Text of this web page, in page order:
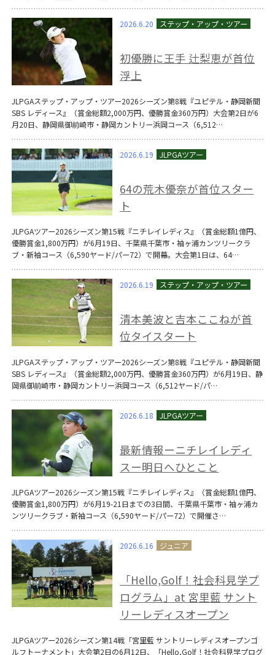
2026.6.20
初優勝に王手 辻梨恵が首位
浮上
JLPGAステップ・アップ・ツアー2026シーズン第8戦『ユピテル・静岡新聞
SBS レディース』（賞金総額2,000万円、優勝賞金360万円）大会第2日が6
月20日、静岡県御前崎市・静岡カントリー浜岡コース（6,512…
2026.6.19
64の荒木優奈が首位スター
ト
JLPGAツアー2026シーズン第15戦『ニチレイレディス』（賞金総額1億円、
優勝賞金1,800万円）が6月19日、千葉県千葉市・袖ヶ浦カンツリークラ
ブ・新袖コース（6,590ヤード/パー72）で開幕。大会第1日は、64…
2026.6.19
清本美波と吉本ここねが首
位タイスタート
JLPGAステップ・アップ・ツアー2026シーズン第8戦『ユピテル・静岡新聞
SBS レディース』（賞金総額2,000万円、優勝賞金360万円）が6月19日、静
岡県御前崎市・静岡カントリー浜岡コース（6,512ヤード/パ…
2026.6.18
最新情報ーニチレイレディ
スー明日へひとこと
JLPGAツアー2026シーズン第15戦『ニチレイレディス』（賞金総額1億円、
優勝賞金1,800万円）が6月19-21日までの3日間、千葉県千葉市・袖ヶ浦カ
ンツリークラブ・新袖コース（6,590ヤード/パー72）で開催さ…
2026.6.16
「Hello,Golf！社会科見学プ
ログラム」at 宮里藍 サント
リーレディスオープン
JLPGAツアー2026シーズン第14戦「宮里藍 サントリーレディスオープンゴ
ルフトーナメント」大会第2日の6月12日、「Hello,Golf！社会科見学プログ